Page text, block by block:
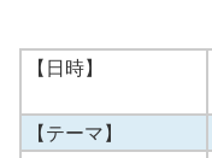
【日時】
【テーマ】